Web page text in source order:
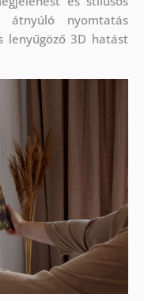
átnyúló nyomtatás
3D hatást